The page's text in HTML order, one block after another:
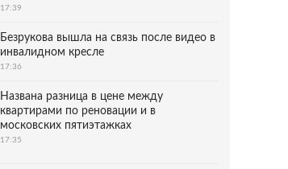
17:39
Безрукова вышла на связь после видео в
инвалидном кресле
17:36
Названа разница в цене между
квартирами по реновации и в
московских пятиэтажках
17:35